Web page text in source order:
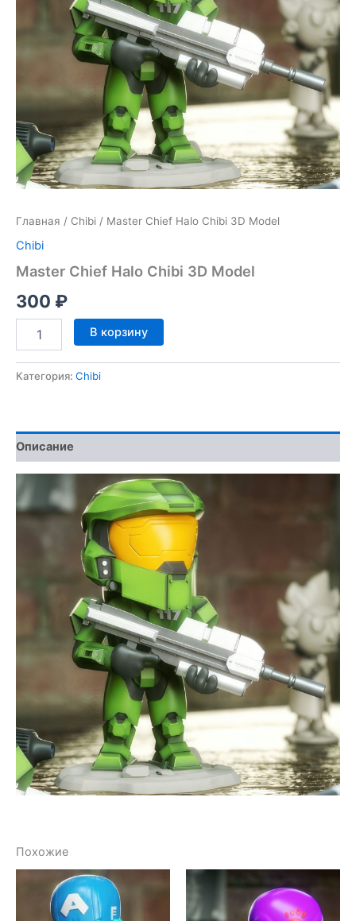
Главная / Chibi / Master Chief Halo Chibi 3D Model
Chibi
Master Chief Halo Chibi 3D Model
300 ₽
Количество
товара
Chief
Model
В корзину
Категория: Chibi
Описание
Похожие